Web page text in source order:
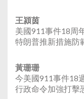
王潁茵
美國911事件18周
特朗普推新措施防
黃珊珊
今美國911事件18
行政命令加強打擊